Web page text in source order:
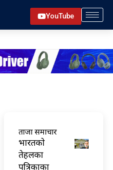
YouTube
ताजा समाचार
भारतकाे
तेहलका
पत्रिकाका